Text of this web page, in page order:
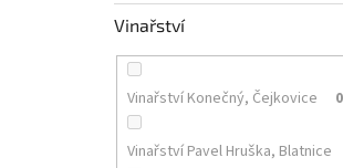
Vinařství
Vinařství Konečný, Čejkovice 0
Vinařství Pavel Hruška, Blatnice